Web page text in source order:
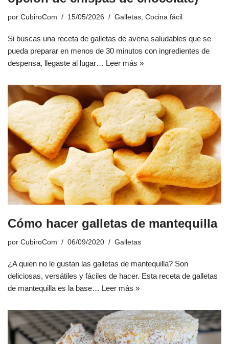
por CubiroCom 15/05/2026 Galletas Cocina fácil
Si buscas una receta de galletas de avena saludables que se
pueda preparar en menos de 30 minutos con ingredientes de
despensa, llegaste al lugar… Leer más »
Cómo hacer galletas de mantequilla
por CubiroCom 06/09/2020 Galletas
¿A quien no le gustan las galletas de mantequilla? Son
deliciosas, versátiles y fáciles de hacer. Esta receta de galletas
de mantequilla es la base… Leer más »